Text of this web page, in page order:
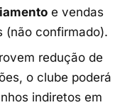
e vendas
(não confirmado).
redução de
o clube poderá
indiretos em